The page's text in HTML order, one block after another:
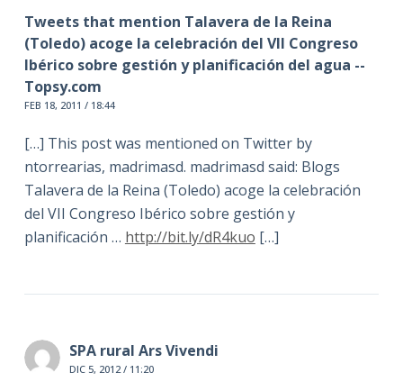
Tweets that mention Talavera de la Reina
(Toledo) acoge la celebración del VII Congreso
Ibérico sobre gestión y planificación del agua --
Topsy.com
FEB 18, 2011 / 18:44
[…] This post was mentioned on Twitter by
ntorrearias, madrimasd. madrimasd said: Blogs
Talavera de la Reina (Toledo) acoge la celebración
del VII Congreso Ibérico sobre gestión y
planificación … http://bit.ly/dR4kuo […]
SPA rural Ars Vivendi
DIC 5, 2012 / 11:20